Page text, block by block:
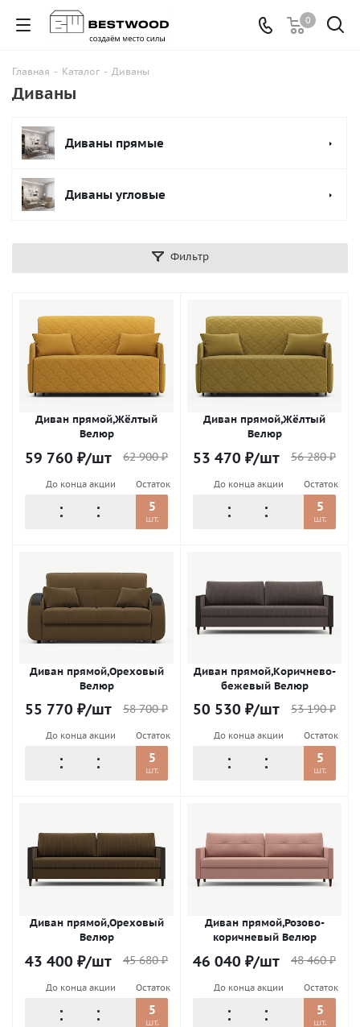
0
Главная - Каталог - Диваны
Диваны
Диваны прямые
Диваны угловые
Фильтр
Диван прямой,Жёлтый
Велюр
59 760 ₽/шт 62 900₽
До конца акции Остаток
5
шт.
Диван прямой,Жёлтый
Велюр
53 470 ₽/шт 56 280₽
До конца акции Остаток
5
шт.
Диван прямой,Ореховый
Велюр
55 770 ₽/шт 58 700₽
До конца акции Остаток
5
шт.
Диван прямой,Коричнево-
бежевый Велюр
50 530 ₽/шт 53 190₽
До конца акции Остаток
5
шт.
Диван прямой,Ореховый
Велюр
43 400 ₽/шт 45 680₽
До конца акции Остаток
5
шт.
Диван прямой,Розово-
коричневый Велюр
46 040 ₽/шт 48 460₽
До конца акции Остаток
5
шт.